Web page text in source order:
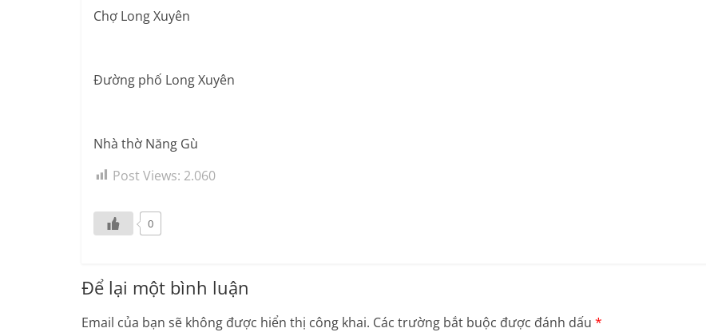
Chợ Long Xuyên
Đường phố Long Xuyên
Nhà thờ Năng Gù
Post Views: 2.060
0
Để lại một bình luận
Email của bạn sẽ không được hiển thị công khai. Các trường bắt buộc được đánh dấu *